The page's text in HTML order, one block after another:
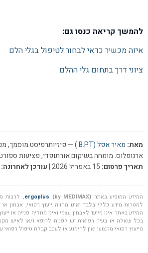
להמשך קריאה כנסו גם:
איזה מכשיר כדאי לבחור לטיפול בגלי הלם
ציוני דרך בתחום גלי ההלם
מאת: מאיר אפל (B.P.T.)
— פיזיותרפיסט מוסמך,
ארגופלוס. מומחה בשיקום אורתופדי, פציעות ספורט
תאריך פרסום:
עודכן לאחרונה:
המידע המופיע באתר ergoplus (by MEDIMAX)
, לרבות
למטרות מידע כללי בלבד ואינו מהווה ייעוץ רפואי, אבחון
המידע באתר אינו מיועד לאבחון עצמי ואינו מחליף פנייה או
בכל שאלה או בעיה רפואית יש לפנות לרופא ו/או לאיש
מייעוץ רפואי מקצועי ואין להימנע או לעכב קבלת טיפול